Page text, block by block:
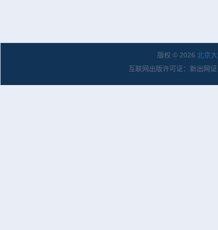
版权 © 2026 北京
互联网出版许可证：新出网